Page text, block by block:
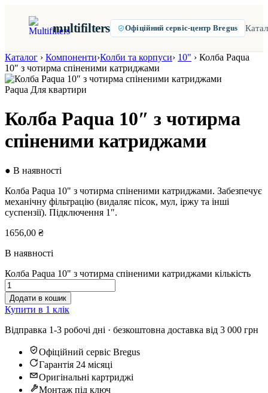
multifilters Офіційний сервіс-центр Bregus
Каталог › Компоненти›Колби та корпуси› 10" › Колба Paqua
10″ з чотирма спіненими катриджами
Paqua Для квартири
Колба Paqua 10″ з чотирма
спіненими катриджами
● В наявності
Колба Paqua 10" з чотирма спіненими катриджами. Забезпечує
механічну фільтрацію (видаляє пісок, мул, іржу та інші
суспензії). Підключення 1".
1656,00 ₴
В наявності
Колба Paqua 10" з чотирма спіненими катриджами кількість
Додати в кошик
Купити в 1 клік
Відправка 1-3 робочі дні · безкоштовна доставка від 3 000 грн
Офіційний сервіс Bregus
Гарантія 24 місяці
Оригінальні картриджі
Монтаж під ключ